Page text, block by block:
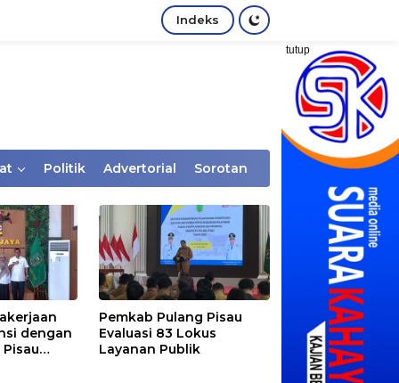
Indeks
tutup
Politik Advertorial Sorotan
dengan
Pemkab Pulang Pisau
Evaluasi 83 Lokus
Layanan Publik